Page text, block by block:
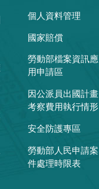
個人資料管理
國家賠償
勞動部檔案資訊應
用申請區
因公派員出國計畫
考察費用執行情形
安全防護專區
勞動部人民申請案
件處理時限表